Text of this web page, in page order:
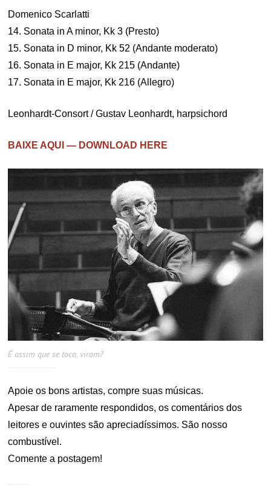
Domenico Scarlatti
14. Sonata in A minor, Kk 3 (Presto)
15. Sonata in D minor, Kk 52 (Andante moderato)
16. Sonata in E major, Kk 215 (Andante)
17. Sonata in E major, Kk 216 (Allegro)
Leonhardt-Consort / Gustav Leonhardt, harpsichord
BAIXE AQUI — DOWNLOAD HERE
É assim que se toca, viram?
Apoie os bons artistas, compre suas músicas.
Apesar de raramente respondidos, os comentários dos
leitores e ouvintes são apreciadíssimos. São nosso
combustível.
Comente a postagem!